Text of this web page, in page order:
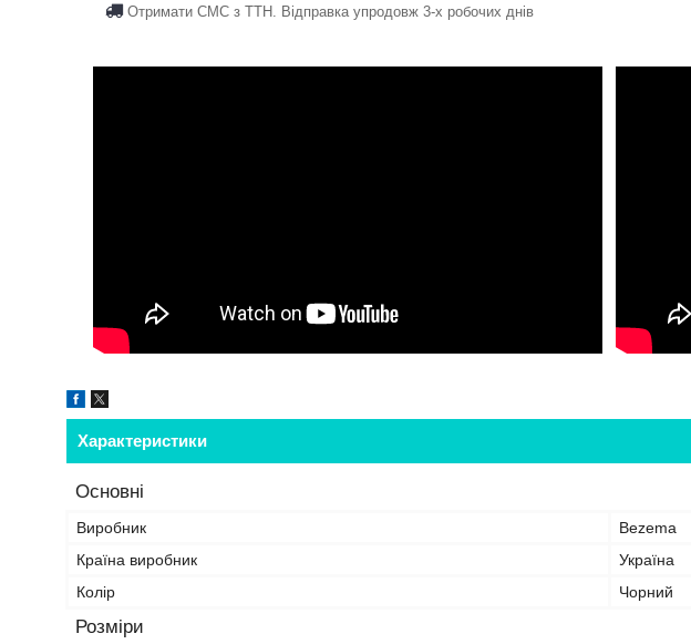
Отримати СМС з ТТН. Відправка упродовж 3-х робочих днів
Характеристики
Основні
Виробник
Bezema
Країна виробник
Україна
Колір
Чорний
Розміри